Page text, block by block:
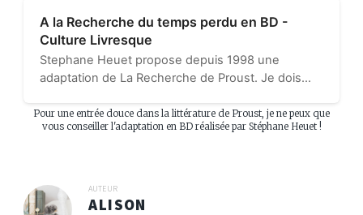
A la Recherche du temps perdu en BD -
Culture Livresque
Stephane Heuet propose depuis 1998 une
adaptation de La Recherche de Proust. Je dois
intitulée Un amour de Swann. Cette lecture avait
été un...
Pour une entrée douce dans la littérature de Proust, je ne peux que
vous conseiller l'adaptation en BD réalisée par Stéphane Heuet !
AUTEUR
ALISON